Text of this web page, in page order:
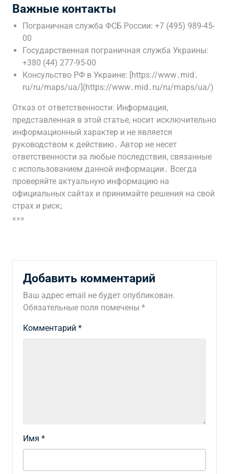
Важные контакты
Пограничная служба ФСБ России: +7 (495) 989-45-
00
Государственная пограничная служба Украины:
+380 (44) 277-95-00
Консульство РФ в Украине: [https://www․mid․
ru/ru/maps/ua/](https://www․mid․ru/ru/maps/ua/)
Отказ от ответственности: Информация,
представленная в этой статье, носит исключительно
информационный характер и не является
руководством к действию․ Автор не несет
ответственности за любые последствия, связанные
с использованием данной информации․ Всегда
проверяйте актуальную информацию на
официальных сайтах и принимайте решения на свой
страх и риск;
«»»
Добавить комментарий
Ваш адрес email не будет опубликован.
Обязательные поля помечены *
Комментарий *
Имя *